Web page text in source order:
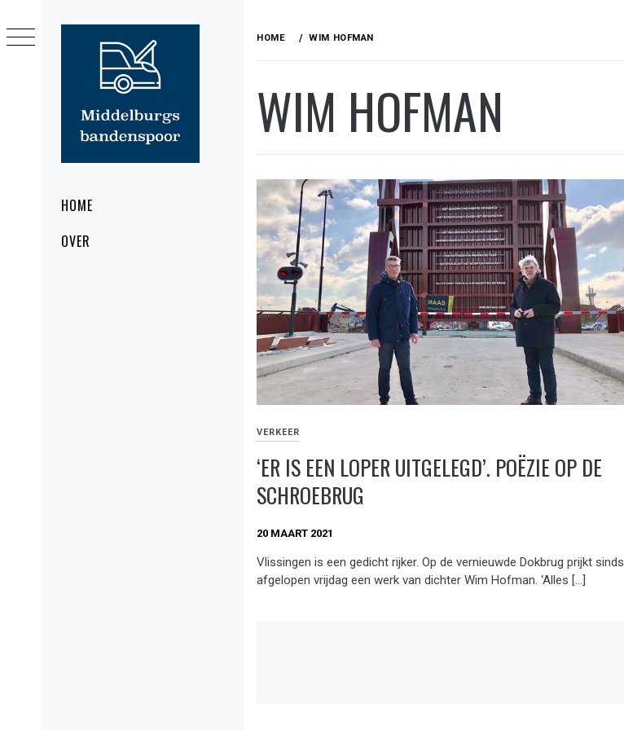
MIDDELBURGS
BANDENSPOOR
menuHOME
OVER
naar
de
HOME WIM HOFMAN
WIM HOFMAN
VERKEER
‘ER IS EEN LOPER UITGELEGD’. POËZIE OP DE
SCHROEBRUG
20 MAART 2021
Vlissingen is een gedicht rijker. Op de vernieuwde Dokbrug prijkt sinds
afgelopen vrijdag een werk van dichter Wim Hofman. ‘Alles […]